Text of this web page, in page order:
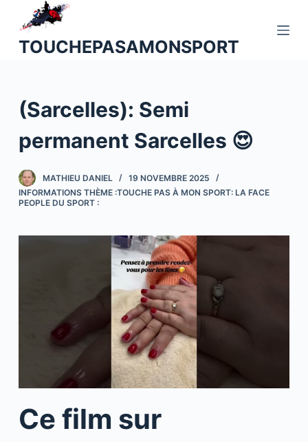
u
o
n
TOUCHEPASAMONSPORT
(Sarcelles): Semi
permanent Sarcelles 😍
MATHIEU DANIEL
19 NOVEMBRE 2025
INFORMATIONS THÈME :TOUCHE PAS À MON SPORT: LA FACE
PEOPLE DU SPORT :
Ce film sur